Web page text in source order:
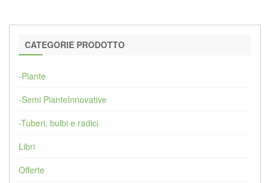
CATEGORIE PRODOTTO
-Piante
-Semi PianteInnovative
-Tuberi, bulbi e radici
Libri
Offerte